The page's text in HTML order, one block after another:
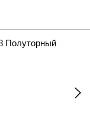
Полуторный